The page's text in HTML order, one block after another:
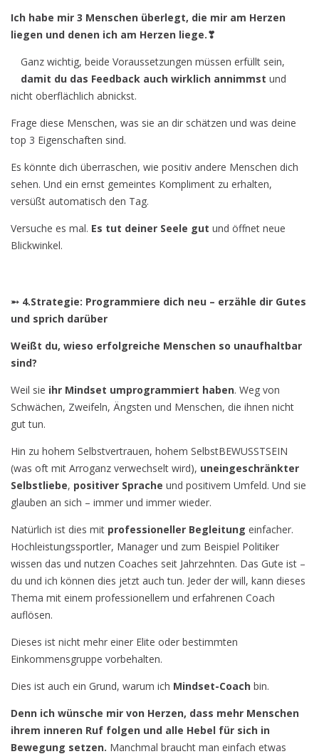
Ich habe mir 3 Menschen überlegt, die mir am Herzen
liegen und denen ich am Herzen liege.❣
Ganz wichtig, beide Voraussetzungen müssen erfüllt sein,
damit du das Feedback auch wirklich annimmst und
nicht oberflächlich abnickst.
Frage diese Menschen, was sie an dir schätzen und was deine
top 3 Eigenschaften sind.
Es könnte dich überraschen, wie positiv andere Menschen dich
sehen. Und ein ernst gemeintes Kompliment zu erhalten,
versüßt automatisch den Tag.
Versuche es mal. Es tut deiner Seele gut und öffnet neue
Blickwinkel.
➵ 4.Strategie: Programmiere dich neu – erzähle dir Gutes
und sprich darüber
Weißt du, wieso erfolgreiche Menschen so unaufhaltbar
sind?
Weil sie ihr Mindset umprogrammiert haben. Weg von
Schwächen, Zweifeln, Ängsten und Menschen, die ihnen nicht
gut tun.
Hin zu hohem Selbstvertrauen, hohem SelbstBEWUSSTSEIN
(was oft mit Arroganz verwechselt wird), uneingeschränkter
Selbstliebe, positiver Sprache und positivem Umfeld. Und sie
glauben an sich – immer und immer wieder.
Natürlich ist dies mit professioneller Begleitung einfacher.
Hochleistungssportler, Manager und zum Beispiel Politiker
wissen das und nutzen Coaches seit Jahrzehnten. Das Gute ist –
du und ich können dies jetzt auch tun. Jeder der will, kann dieses
Thema mit einem professionellem und erfahrenen Coach
auflösen.
Dieses ist nicht mehr einer Elite oder bestimmten
Einkommensgruppe vorbehalten.
Dies ist auch ein Grund, warum ich Mindset-Coach bin.
Denn ich wünsche mir von Herzen, dass mehr Menschen
ihrem inneren Ruf folgen und alle Hebel für sich in
Bewegung setzen. Manchmal braucht man einfach etwas